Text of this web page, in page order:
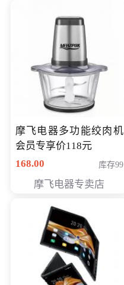
摩飞电器多功能绞肉机
会员专享价118元
168.00
库存99
摩飞电器专卖店